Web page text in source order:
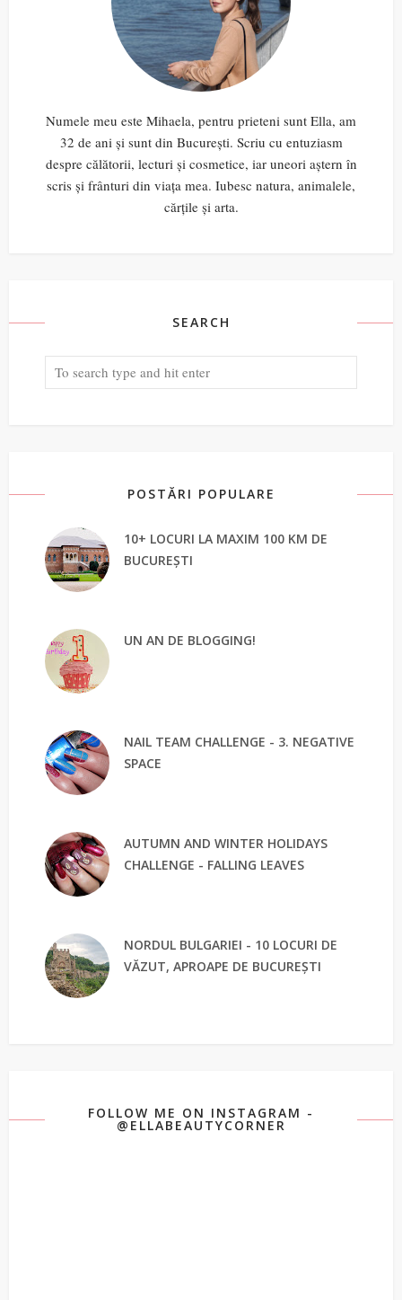
Numele meu este Mihaela, pentru prieteni sunt Ella, am
32 de ani și sunt din București. Scriu cu entuziasm
despre călătorii, lecturi și cosmetice, iar uneori aștern în
scris și frânturi din viața mea. Iubesc natura, animalele,
cărțile și arta.
SEARCH
POSTĂRI POPULARE
10+ LOCURI LA MAXIM 100 KM DE
BUCUREȘTI
UN AN DE BLOGGING!
NAIL TEAM CHALLENGE - 3. NEGATIVE
SPACE
AUTUMN AND WINTER HOLIDAYS
CHALLENGE - FALLING LEAVES
NORDUL BULGARIEI - 10 LOCURI DE
VĂZUT, APROAPE DE BUCUREȘTI
FOLLOW ME ON INSTAGRAM -
@ELLABEAUTYCORNER